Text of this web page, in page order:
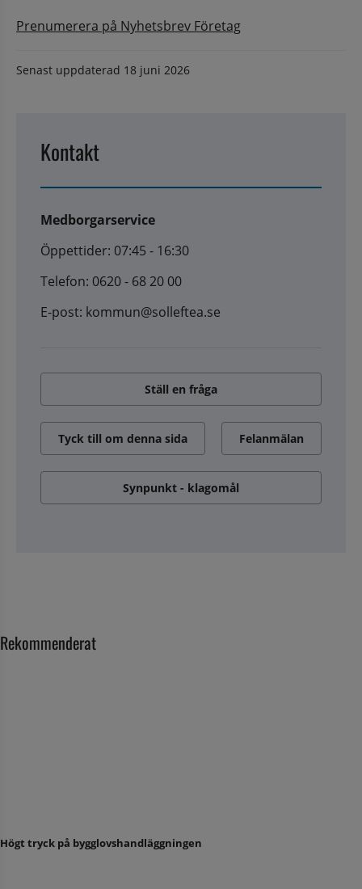
Prenumerera på Nyhetsbrev Företag
Senast uppdaterad 18 juni 2026
Kontakt
Medborgarservice
Öppettider: 07:45 - 16:30
Telefon: 0620 - 68 20 00
E-post: kommun@solleftea.se
Ställ en fråga
Tyck till om denna sida Felanmälan
Synpunkt - klagomål
Rekommenderat
Högt tryck på bygglovshandläggningen